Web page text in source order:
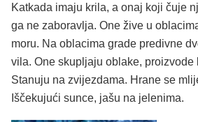
Katkada imaju krila, a onaj koji čuje
ga ne zaboravlja. One žive u
moru. Na oblacima grade predivne
vila. One skupljaju oblake, proizvode
Stanuju na zvijezdama. Hrane se
Iščekujući sunce, jašu na jelenima.